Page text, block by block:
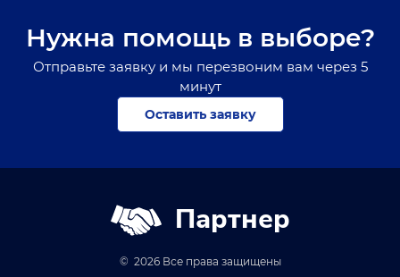
Нужна помощь в выборе?
Отправьте заявку и мы перезвоним вам через 5
минут
Оставить заявку
Партнер
© 2026 Все права защищены